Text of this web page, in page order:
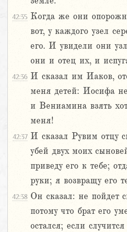
42:35 Когда же они
вот, у каждого узел
его. И увидели они
они и отец их, и
42:36 И сказал им Иаков,
меня детей: Иосифа
и Вениамина взять
меня!
42:37 И сказал Рувим отцу
убей двух моих
приведу его к тебе;
руки; я возвращу его
42:38 Он сказал: не пойдет
потому что брат его
остался; если